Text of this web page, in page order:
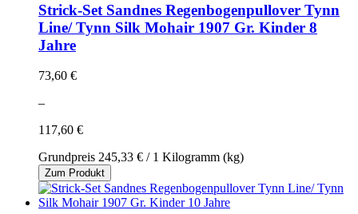
Strick-Set Sandnes Regenbogenpullover Tynn
Line/ Tynn Silk Mohair 1907 Gr. Kinder 8
Jahre
73,60 €
–
117,60 €
Grundpreis 245,33 € / 1 Kilogramm (kg)
Zum Produkt